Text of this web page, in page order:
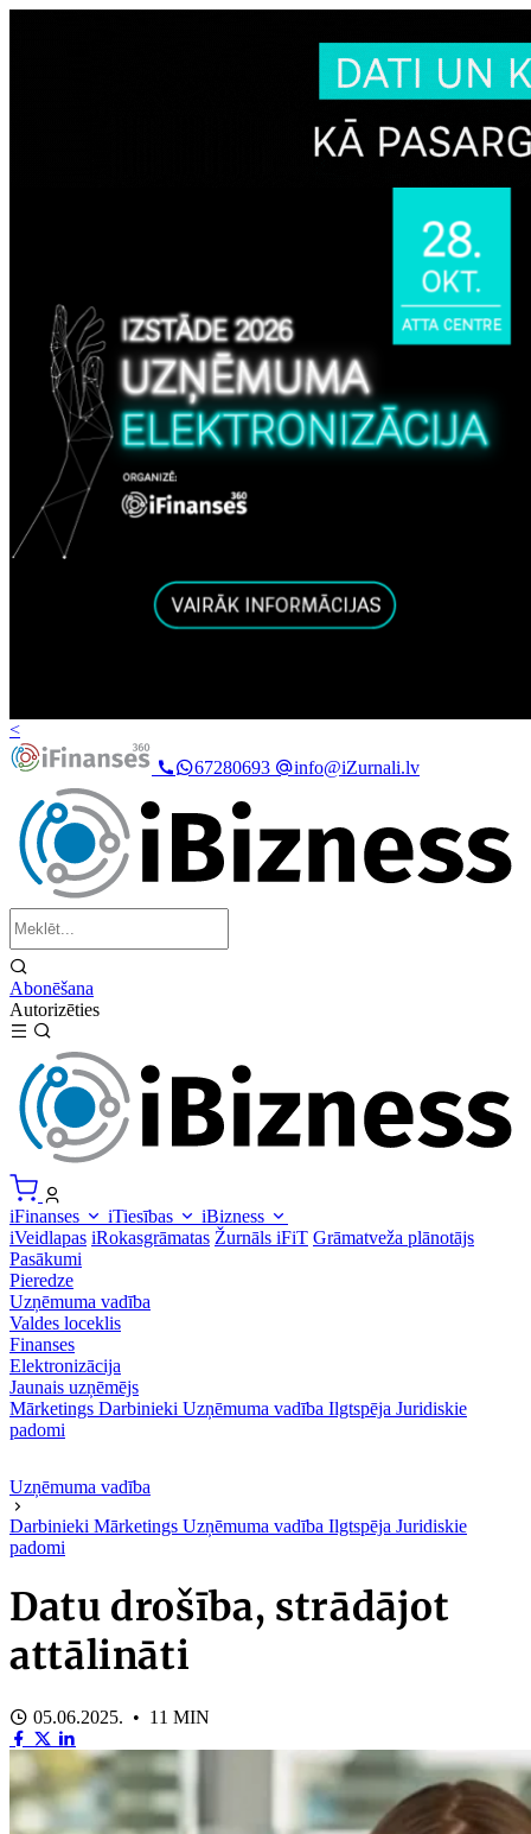
<
67280693
info@iZurnali.lv
Abonēšana
Autorizēties
iFinanses iTiesības
iBizness
iVeidlapas iRokasgrāmatas Žurnāls iFiT Grāmatveža plānotājs
Pasākumi
Pieredze
Uzņēmuma vadība
Valdes loceklis
Finanses
Elektronizācija
Jaunais uzņēmējs
Mārketings Darbinieki Uzņēmuma vadība Ilgtspēja Juridiskie
padomi
Uzņēmuma vadība
Darbinieki Mārketings Uzņēmuma vadība Ilgtspēja Juridiskie
padomi
Datu drošība, strādājot
attālināti
05.06.2025. • 11 MIN